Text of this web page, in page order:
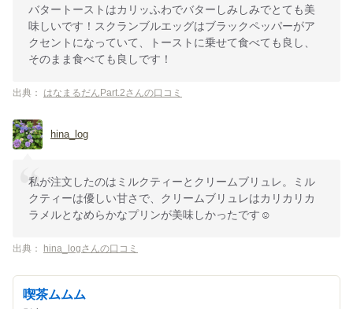
バタートーストはカリッふわでバターしみしみでとても美
味しいです！スクランブルエッグはブラックペッパーがア
クセントになっていて、トーストに乗せて食べても良し、
そのまま食べても良しです！
出典： はなまるだんPart.2さんの口コミ
hina_log
私が注文したのはミルクティーとクリームブリュレ。ミル
クティーは優しい甘さで、クリームブリュレはカリカリカ
ラメルとなめらかなプリンが美味しかったです☺︎
出典： hina_logさんの口コミ
喫茶ムムム